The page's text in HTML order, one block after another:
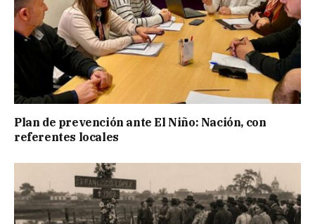
Plan de prevención ante El Niño: Nación, con
referentes locales